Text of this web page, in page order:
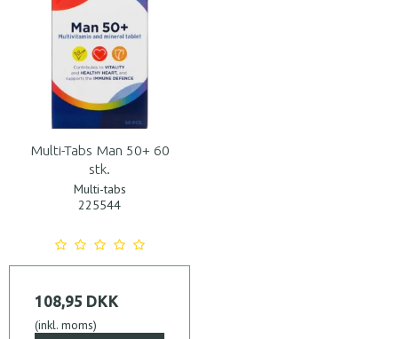
Multi-Tabs Man 50+ 60
stk.
Multi-tabs
225544
108,95 DKK
(inkl. moms)